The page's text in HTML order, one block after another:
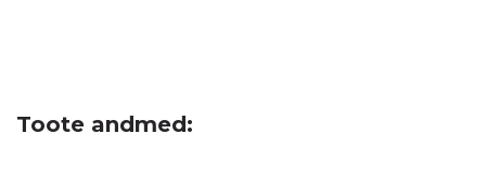
Toote andmed: